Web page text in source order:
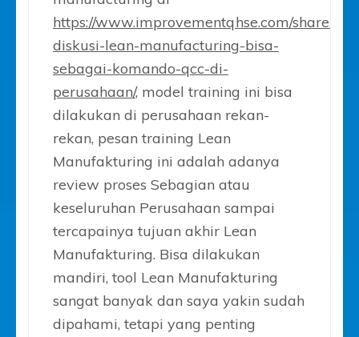
https://www.improvementqhse.com/share-
diskusi-lean-manufacturing-bisa-
sebagai-komando-qcc-di-
perusahaan/, model training ini bisa
dilakukan di perusahaan rekan-
rekan, pesan training Lean
Manufakturing ini adalah adanya
review proses Sebagian atau
keseluruhan Perusahaan sampai
tercapainya tujuan akhir Lean
Manufakturing. Bisa dilakukan
mandiri, tool Lean Manufakturing
sangat banyak dan saya yakin sudah
dipahami, tetapi yang penting